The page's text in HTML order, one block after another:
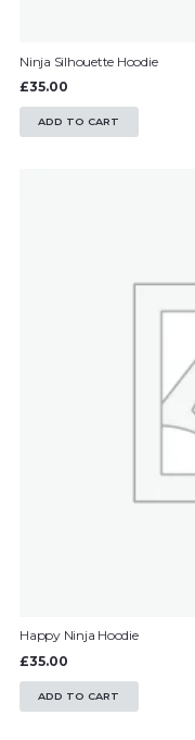
Ninja Silhouette Hoodie
£35.00
ADD TO CART
Happy Ninja Hoodie
£35.00
ADD TO CART